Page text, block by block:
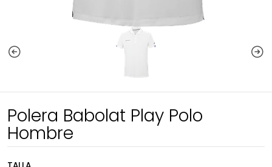
Polera Babolat Play Polo
Hombre